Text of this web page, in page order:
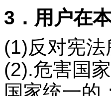
3．用户在
(1)反对宪
(2).危害国